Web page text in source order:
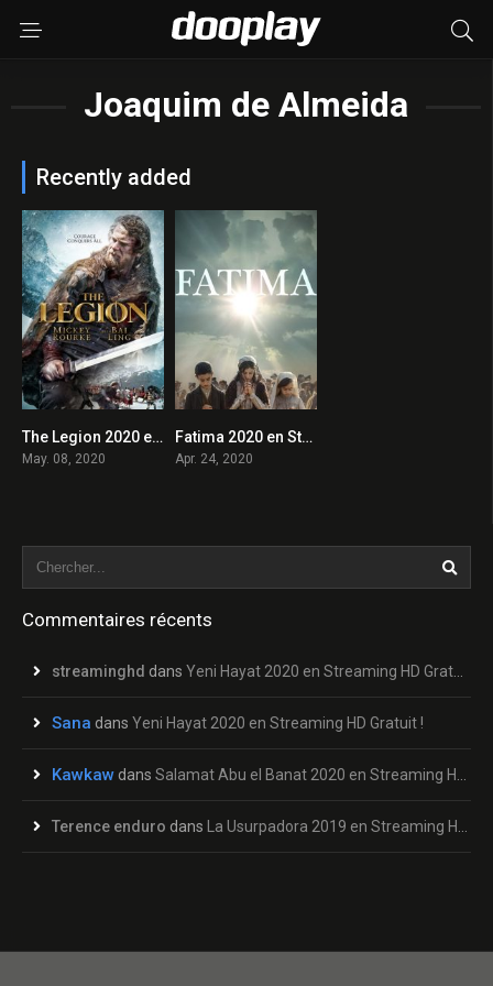
Joaquim de Almeida
Recently added
0The Legion 2020 en Streaming HD Gratuit !
May. 08, 2020
0
Fatima 2020 en Streaming HD Gratuit !
Apr. 24, 2020
Commentaires récents
streaminghd dans Yeni Hayat 2020 en Streaming HD Gratuit !
Sana dans Yeni Hayat 2020 en Streaming HD Gratuit !
Kawkaw dans Salamat Abu el Banat 2020 en Streaming HD Gratuit !
Terence enduro dans La Usurpadora 2019 en Streaming HD Gratuit !